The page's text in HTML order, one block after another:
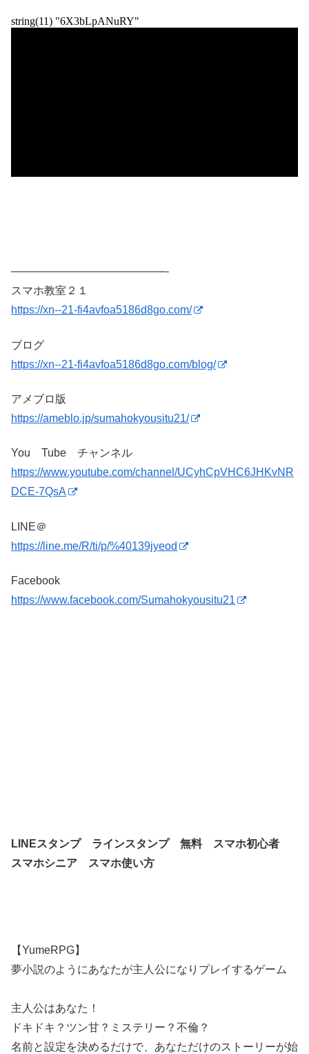
——————————————-
スマホ教室２１
https://xn--21-fi4avfoa5186d8go.com/
ブログ
https://xn--21-fi4avfoa5186d8go.com/blog/
アメブロ版
https://ameblo.jp/sumahokyousitu21/
You Tube チャンネル
https://www.youtube.com/channel/UCyhCpVHC6JHKvNR
DCE-7QsA
LINE＠
https://line.me/R/ti/p/%40139jyeod
Facebook
https://www.facebook.com/Sumahokyousitu21
LINEスタンプ ラインスタンプ 無料 スマホ初心者
スマホシニア スマホ使い方
【YumeRPG】
夢小説のようにあなたが主人公になりプレイするゲーム
主人公はあなた！
ドキドキ？ツン甘？ミステリー？不倫？
名前と設定を決めるだけで、あなただけのストーリーが始